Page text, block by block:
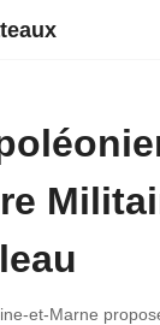
et-Marne